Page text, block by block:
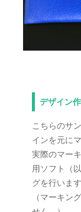
デザイン
こちらのサ
インを元に
実際のマー
用ソフト（
グを行います
（マーキン